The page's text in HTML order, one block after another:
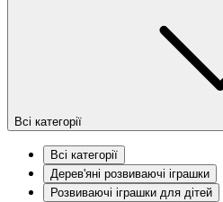
Всі категорії
Всі категорії
Дерев'яні розвиваючі іграшки
Розвиваючі іграшки для дітей